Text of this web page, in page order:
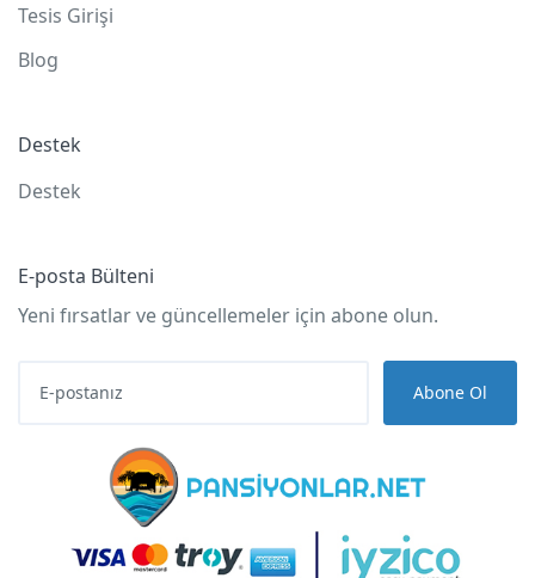
Tesis Girişi
Blog
Destek
Destek
E-posta Bülteni
Yeni fırsatlar ve güncellemeler için abone olun.
Abone Ol